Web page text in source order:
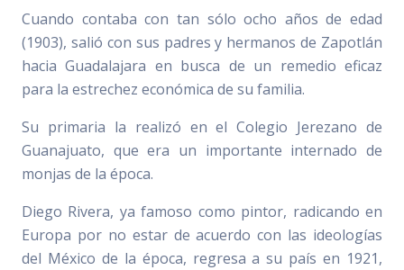
Cuando contaba con tan sólo ocho años de edad
(1903), salió con sus padres y hermanos de Zapotlán
hacia Guadalajara en busca de un remedio eficaz
para la estrechez económica de su familia.
Su primaria la realizó en el Colegio Jerezano de
Guanajuato, que era un importante internado de
monjas de la época.
Diego Rivera, ya famoso como pintor, radicando en
Europa por no estar de acuerdo con las ideologías
del México de la época, regresa a su país en 1921,